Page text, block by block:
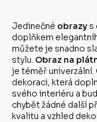
Jedinečné obrazy s
doplňkem
můžete je snadno
stylu. Obraz na
je téměř
dekoraci, která
svého interiéru a
chybět žádné další
kvalitu a vzhled